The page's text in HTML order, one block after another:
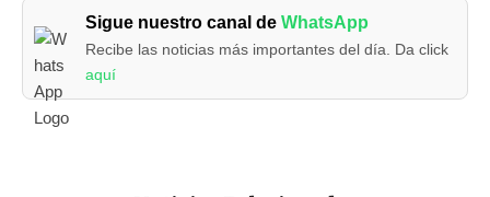
Sigue nuestro canal deWhatsApp
Recibe las noticias más importantes del día. Da click
aquí